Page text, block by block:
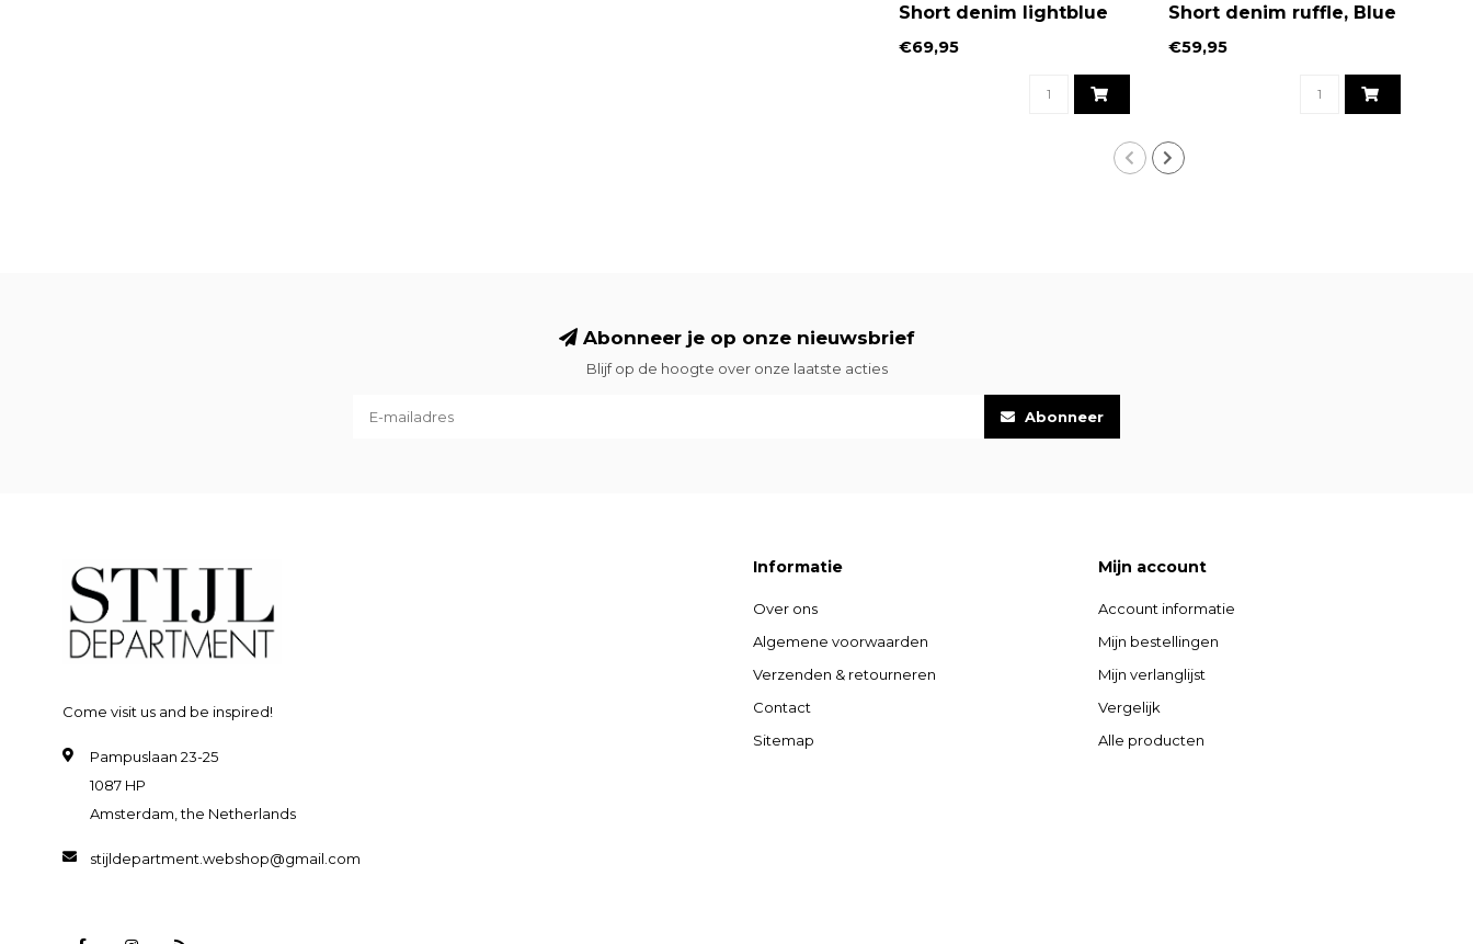
Short denim lightblue
€69,95
Short denim ruffle, Blue
€59,95
Abonneer je op onze nieuwsbrief
Blijf op de hoogte over onze laatste acties
Abonneer
Come visit us and be inspired!
Pampuslaan 23-25
1087 HP
Amsterdam, the Netherlands
stijldepartment.webshop@gmail.com
Informatie
Over ons
Algemene voorwaarden
Verzenden & retourneren
Contact
Sitemap
Mijn account
Account informatie
Mijn bestellingen
Mijn verlanglijst
Vergelijk
Alle producten